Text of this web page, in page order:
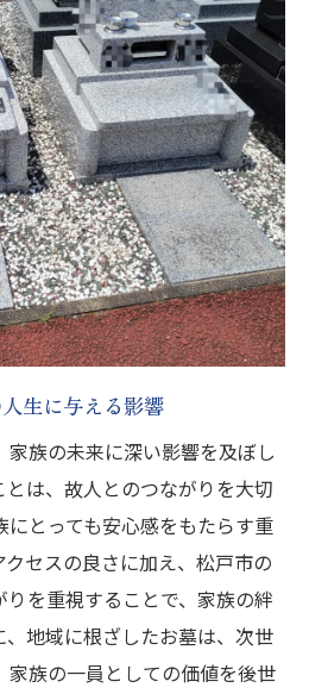
生に与える影響
族の未来に深い影響を及ぼし
とは、故人とのつながりを大切
にとっても安心感をもたらす重
セスの良さに加え、松戸市の
を重視することで、家族の絆
地域に根ざしたお墓は、次世
族の一員としての価値を後世